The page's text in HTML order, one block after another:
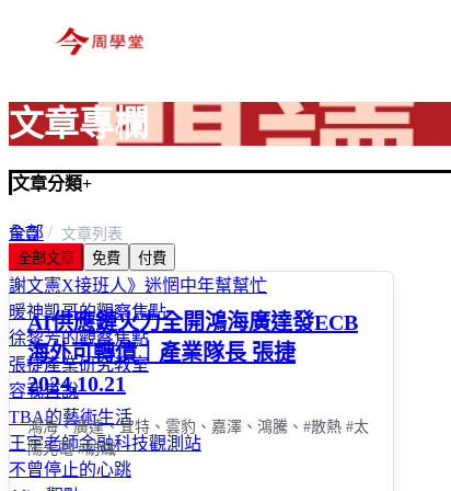
文章專欄
文章分類+
全部
富玩家
謝文憲X接班人》迷惘中年幫幫忙
暖神凱哥的觀察焦點
徐黎芳的觀察焦點
張捷產業研究教室
容我直說
TBA的藝術生活
王宇老師金融科技觀測站
不曾停止的心跳
首頁
文章列表
全部文章
免費 付費
AI供應鏈火力全開鴻海廣達發ECB
海外可轉債｜產業隊長 張捷
2024.10.21
鴻海、廣達、宜特、雲豹、嘉澤、鴻騰、#散熱 #太
陽光電 #紡織